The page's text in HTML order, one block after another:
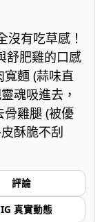
沒有吃草感！
舒肥雞的口感
麵 (蒜味直
魂吸進去，
骨雞腿 (被優
酥脆不刮
評論
IG 真實動態